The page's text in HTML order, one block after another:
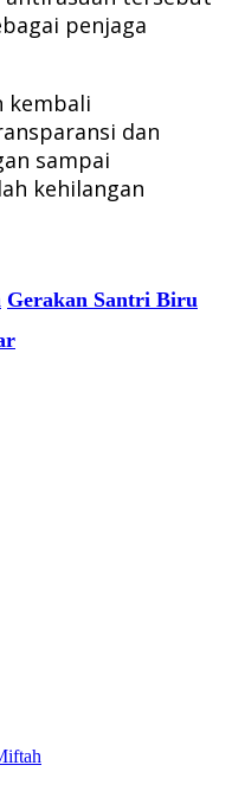
penjaga
kembali
dan
sampai
kehilangan
Gerakan Santri Biru